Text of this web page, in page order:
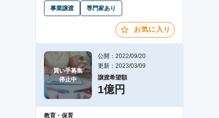
事業譲渡 専門家あり
お気に入り
買い手募集
停止中
公開：2022/09/20
更新：2023/03/09
譲渡希望額
1億円
教育・保育